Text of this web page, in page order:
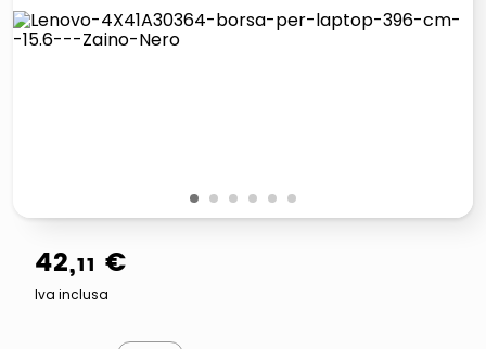
italia independent occhiali sole 0703 thin rotondo sun
pattumiera raccolta differenziata
1 2 3 4 5 6
42,11 €
Iva inclusa